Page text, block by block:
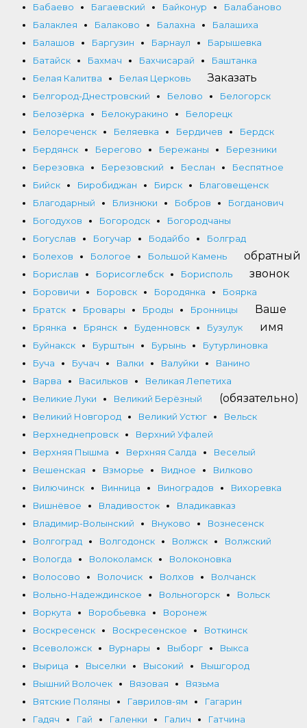
Бабаево
Багаевский Байконур
Балабаново
Балаклея
Балаково Балахна
Балашиха
Балашов
Баргузин Барнаул
Барышевка
Батайск
Бахмач Бахчисарай
Баштанка
Белая Калитва
Белая Церковь
Белгород-Днестровский
Белово
Белогорск
Белозёрка
Белокуракино
Белорецк
Белореченск
Беляевка Бердичев
Бердск
Бердянск
Берегово Бережаны
Березники
Березовка
Березовский Беслан
Беспятное
Бийск
Биробиджан Бирск
Благовещенск
Благодарный
Близнюки Бобров
Богданович
Богодухов
Богородск
Богородчаны
Богуслав
Богучар Бодайбо
Болград
Болехов
Бологое
Большой Камень
Борислав
Борисоглебск
Борисполь
Боровичи
Боровск Бородянка
Боярка
Братск
Бровары Броды
Бронницы
Брянка
Брянск Буденновск
Бузулук
Буйнакск
Бурштын Бурынь
Бутурлиновка
Буча
Бучач Валки Валуйки
Ванино
Варва
Васильков
Великая Лепетиха
Великие Луки
Великий Берёзный
Великий Новгород
Великий Устюг
Вельск
Верхнеднепровск
Верхний Уфалей
Верхняя Пышма
Верхняя Салда
Веселый
Вешенская
Взморье Видное
Вилково
Вилючинск
Винница Виноградов
Вихоревка
Вишнёвое
Владивосток
Владикавказ
Владимир-Волынский
Внуково
Вознесенск
Волгоград
Волгодонск Волжск
Волжский
Вологда
Волоколамск
Волоконовка
Волосово
Волочиск Волхов
Волчанск
Вольно-Надеждинское
Вольногорск
Вольск
Воркута
Воробьевка
Воронеж
Воскресенск
Воскресенское
Воткинск
Всеволожск
Вурнары Выборг
Выкса
Вырица
Выселки Высокий
Вышгород
Вышний Волочек
Вязовая
Вязьма
Вятские Поляны
Гаврилов-ям
Гагарин
Гадяч
Гай Галенки Галич
Гатчина
Заказать
обратный
звонок
Ваше
имя
(обязательно)